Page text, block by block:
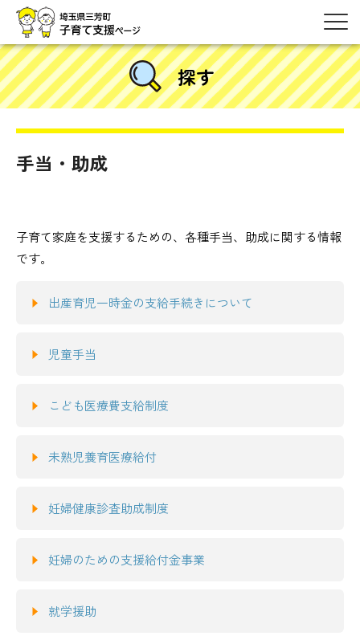
探す
手当・助成
子育て家庭を支援するための、各種手当、助成に関する情報
です。
出産育児一時金の支給手続きについて
児童手当
こども医療費支給制度
未熟児養育医療給付
妊婦健康診査助成制度
妊婦のための支援給付金事業
就学援助